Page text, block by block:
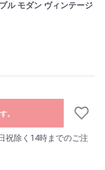
ル モダン ヴィンテージ
。
祝除く14時までのご注